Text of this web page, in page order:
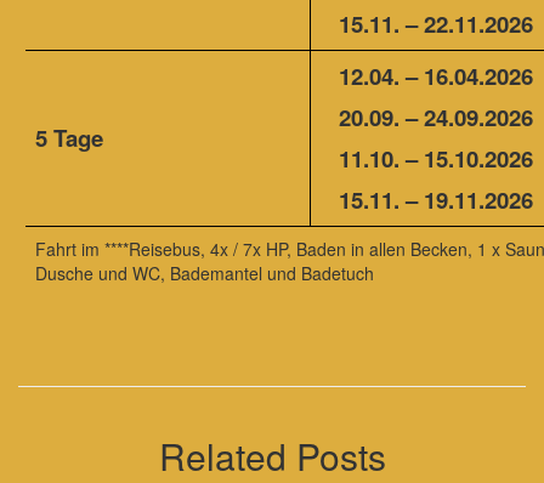
15.11. – 22.11.2026
5 Tage
12.04. – 16.04.2026
20.09. – 24.09.2026
11.10. – 15.10.2026
15.11. – 19.11.2026
Fahrt im ****Reisebus, 4x / 7x HP, Baden in allen Becken, 1 x
Dusche und WC, Bademantel und Badetuch
Related Posts